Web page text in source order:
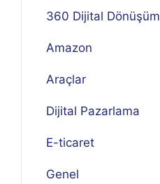
360 Dijital Dönüşüm
Amazon
Araçlar
Dijital Pazarlama
E-ticaret
Genel